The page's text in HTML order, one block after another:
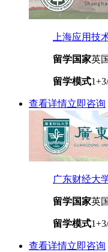
上海应用技
留学国家英
留学模式
查看详情立即咨询
广东财经大
留学国家英
留学模式
查看详情立即咨询